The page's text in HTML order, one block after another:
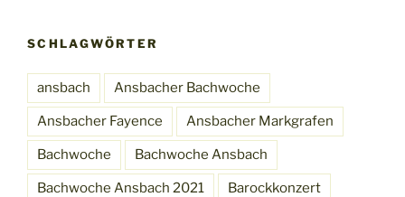
SCHLAGWÖRTER
ansbach Ansbacher Bachwoche
Ansbacher Fayence Ansbacher Markgrafen
Bachwoche Bachwoche Ansbach
Bachwoche Ansbach 2021 Barockkonzert